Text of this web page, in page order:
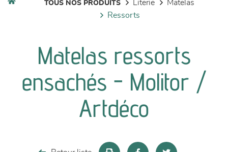
séjours
meubles de complément
chambres et dressing
TOUS NOS PRODUITS literie
matelas
ressorts
Matelas ressorts
ensachés - Molitor /
Artdéco